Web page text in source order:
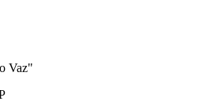
Vaz"